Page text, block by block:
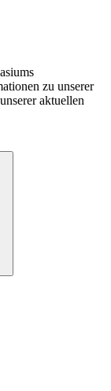
zu unserer
aktuellen